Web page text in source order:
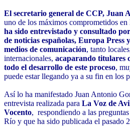
El secretario general de CCP, Juan
uno de los máximos comprometidos en
ha sido entrevistado y consultado
de noticias españolas, Europa Press
medios de comunicación, tanto
internacionales, acaparando titulares
todo el desarrollo de este proceso,
puede estar llegando ya a su fin en los
Así lo ha manifestado Juan Antonio
entrevista realizada para La Voz de
Vocento, respondiendo a las
Río y que ha sido publicada el pasado